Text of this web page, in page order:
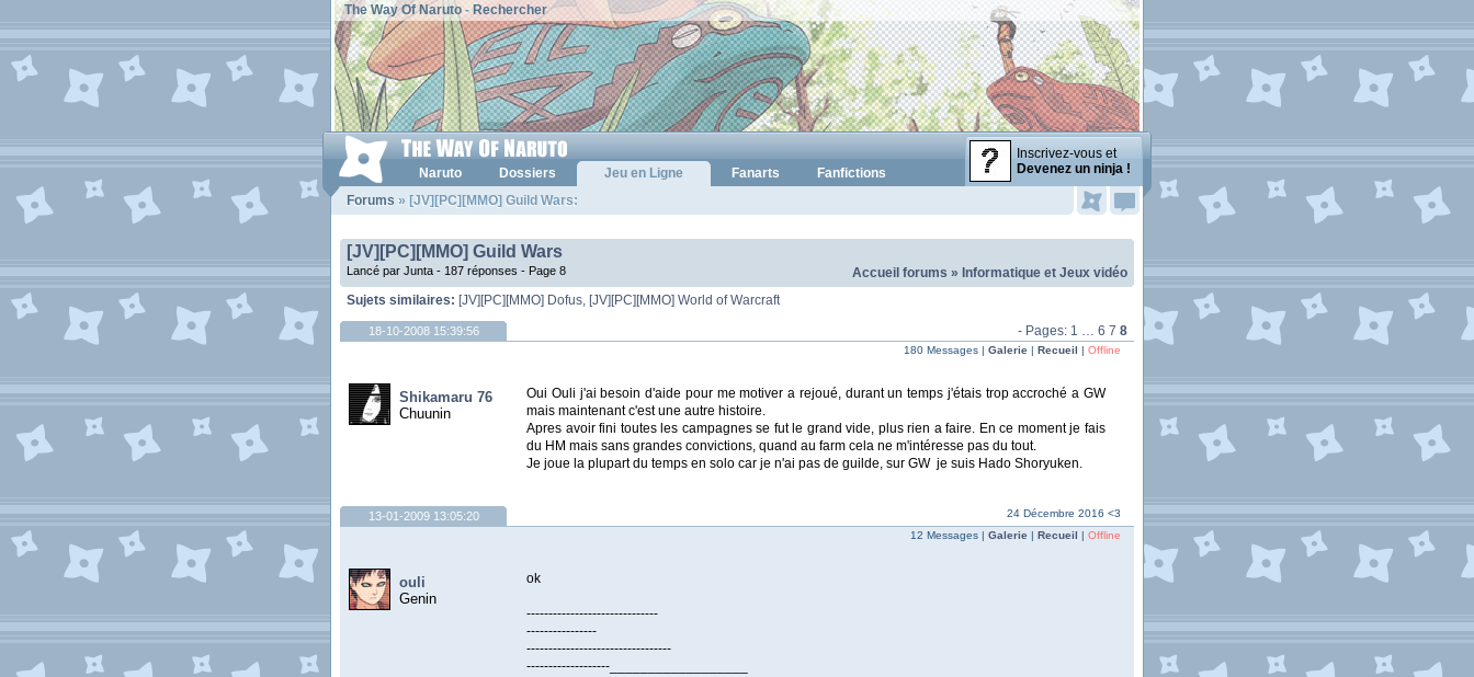
The Way Of Naruto- Rechercher
Inscrivez-vous et
Devenez un ninja !
Naruto Dossiers Jeu en Ligne Fanarts
Fanfictions
Forums » [JV][PC][MMO] Guild Wars:
[JV][PC][MMO] Guild Wars
Accueil forums » Informatique et Jeux vidéo
Lancé par Junta - 187 réponses - Page 8
Sujets similaires: [JV][PC][MMO] Dofus, [JV][PC][MMO] World of Warcraft
- Pages: 1 … 6 7 8
18-10-2008 15:39:56
Shikamaru 76
Chuunin
180 Messages | Galerie | Recueil | Offline
Oui Ouli j'ai besoin d'aide pour me motiver a rejoué, durant un temps j'étais trop accroché a GW
mais maintenant c'est une autre histoire.
Apres avoir fini toutes les campagnes se fut le grand vide, plus rien a faire. En ce moment je fais
du HM mais sans grandes convictions, quand au farm cela ne m'intéresse pas du tout.
Je joue la plupart du temps en solo car je n'ai pas de guilde, sur GW je suis Hado Shoryuken.
24 Décembre 2016 <3
13-01-2009 13:05:20
ouli
Genin
12 Messages | Galerie | Recueil | Offline
ok
------------------------------
----------------
---------------------------------
-------------------__________________